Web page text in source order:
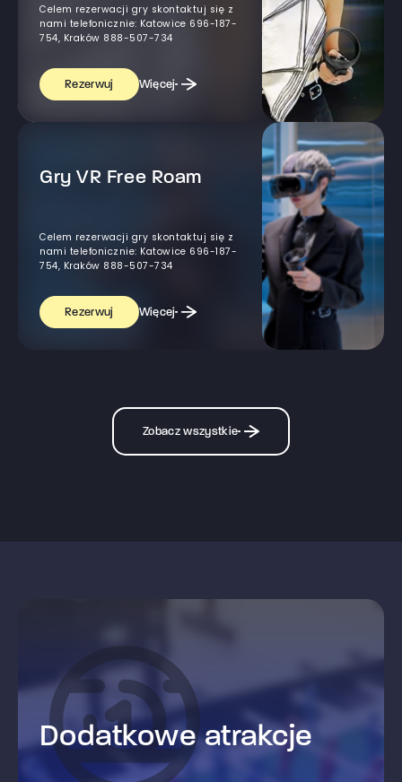
Celem rezerwacji gry skontaktuj się z
nami telefonicznie: Katowice 696-187-
754, Kraków 888-507-734
Rezerwuj Więcej
Gry VR Free Roam
Celem rezerwacji gry skontaktuj się z
nami telefonicznie: Katowice 696-187-
754, Kraków 888-507-734
Rezerwuj Więcej
Zobacz wszystkie
Dodatkowe atrakcje